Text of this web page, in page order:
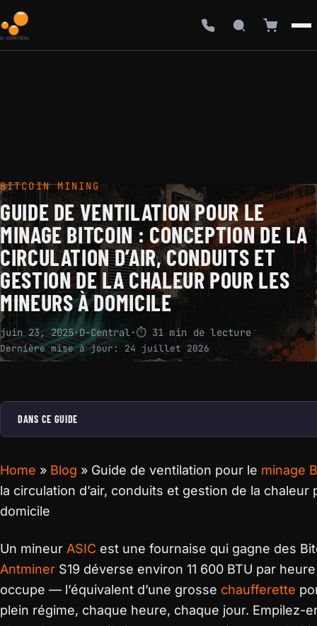
BITCOIN MINING
GUIDE DE VENTILATION POUR LE
MINAGE BITCOIN : CONCEPTION DE LA
CIRCULATION D’AIR, CONDUITS ET
GESTION DE LA CHALEUR POUR LES
MINEURS À DOMICILE
juin 23, 2025·D-Central·⏱ 31 min de lecture
Dernière mise à jour: 24 juillet 2026
DANS CE GUIDE
Home » Blog » Guide de ventilation pour le minage
la circulation d’air, conduits et gestion de la chaleur
domicile
Un mineur ASIC est une fournaise qui gagne des
Antminer S19 déverse environ 11 600 BTU par
occupe — l’équivalent d’une grosse chaufferette
plein régime, chaque heure, chaque jour. Empilez-